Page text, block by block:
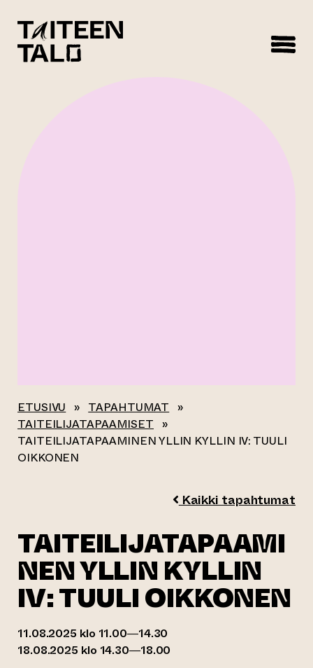
ETUSIVU » TAPAHTUMAT »
TAITEILIJATAPAAMISET »
TAITEILIJATAPAAMINEN YLLIN KYLLIN IV: TUULI
OIKKONEN
Kaikki tapahtumat
TAITEILIJATAPAAMI
NEN YLLIN KYLLIN
IV: TUULI OIKKONEN
11.08.2025 klo 11.00—14.30
18.08.2025 klo 14.30—18.00